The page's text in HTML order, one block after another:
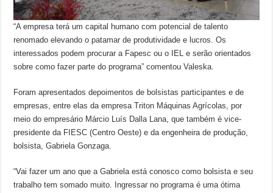
“A empresa terá um capital humano com potencial de talento
renomado elevando o patamar de produtividade e lucros. Os
interessados podem procurar a Fapesc ou o IEL e serão orientados
sobre como fazer parte do programa” comentou Valeska.
Foram apresentados depoimentos de bolsistas participantes e de
empresas, entre elas da empresa Triton Máquinas Agrícolas, por
meio do empresário Márcio Luís Dalla Lana, que também é vice-
presidente da FIESC (Centro Oeste) e da engenheira de produção,
bolsista, Gabriela Gonzaga.
“Vai fazer um ano que a Gabriela está conosco como bolsista e seu
trabalho tem somado muito. Ingressar no programa é uma ótima